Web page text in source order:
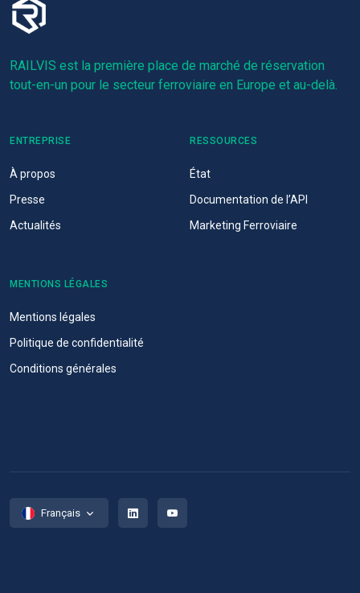
RAILVIS est la première place de marché de réservation
tout-en-un pour le secteur ferroviaire en Europe et au-delà.
ENTREPRISE
À propos
Presse
Actualités
RESSOURCES
État
Documentation de l’API
Marketing Ferroviaire
MENTIONS LÉGALES
Mentions légales
Politique de confidentialité
Conditions générales
Français